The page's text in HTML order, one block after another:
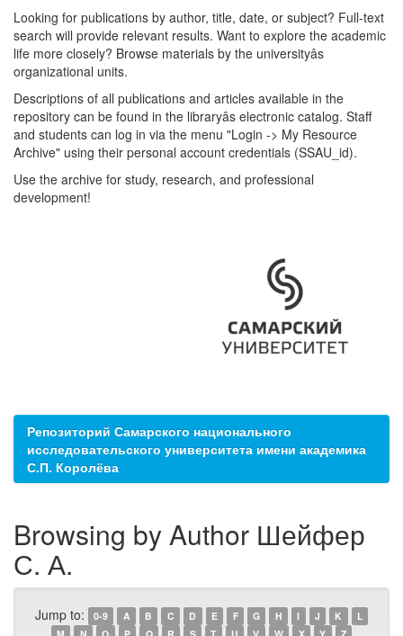
Looking for publications by author, title, date, or subject? Full-text
search will provide relevant results. Want to explore the academic
life more closely? Browse materials by the universityâs
organizational units.
Descriptions of all publications and articles available in the
repository can be found in the libraryâs electronic catalog. Staff
and students can log in via the menu "Login -> My Resource
Archive" using their personal account credentials (SSAU_id).
Use the archive for study, research, and professional
development!
Репозиторий Самарского национального
исследовательского университета имени академика
С.П. Королёва
Browsing by Author Шейфер
С. А.
Jump to: 0-9 A B C D E F G H I J K
L